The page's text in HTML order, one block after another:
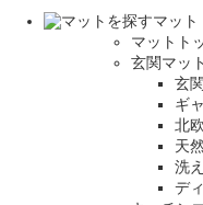
マット
マットト
玄関マット
玄
ギ
北
天
洗
デ